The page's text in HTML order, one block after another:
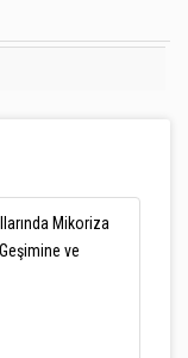
Mikoriza
ve